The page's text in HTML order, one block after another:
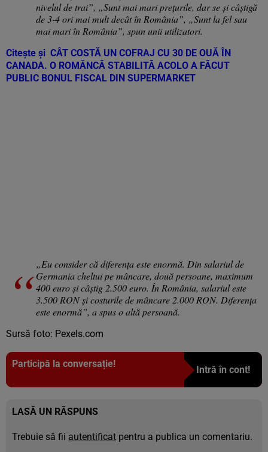
nivelul de trai”, „Sunt mai mari prețurile, dar se și câștigă
de 3-4 ori mai mult decât în România”, „Sunt la fel sau
mai mari în România”, spun unii utilizatori.
Citește și CÂT COSTĂ UN COFRAJ CU 30 DE OUĂ ÎN
CANADA. O ROMÂNCĂ STABILITĂ ACOLO A FĂCUT
PUBLIC BONUL FISCAL DIN SUPERMARKET
„Eu consider că diferența este enormă. Din salariul de
Germania cheltui pe mâncare, două persoane, maximum
400 euro și câștig 2.500 euro. În România, salariul este
3.500 RON și costurile de mâncare 2.000 RON. Diferența
este enormă”, a spus o altă persoană.
Sursă foto: Pexels.com
Participă la conversație!
Intră în cont!
LASĂ UN RĂSPUNS
Trebuie să fii autentificat pentru a publica un comentariu.